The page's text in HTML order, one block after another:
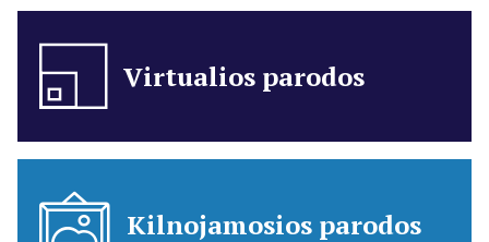
Virtualios parodos
Kilnojamosios parodos